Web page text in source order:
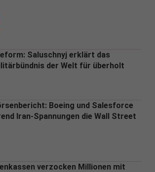
Saluschnyj erklärt das
der Welt für überholt
Boeing und Salesforce
Iran-Spannungen die Wall Street
verzocken Millionen mit